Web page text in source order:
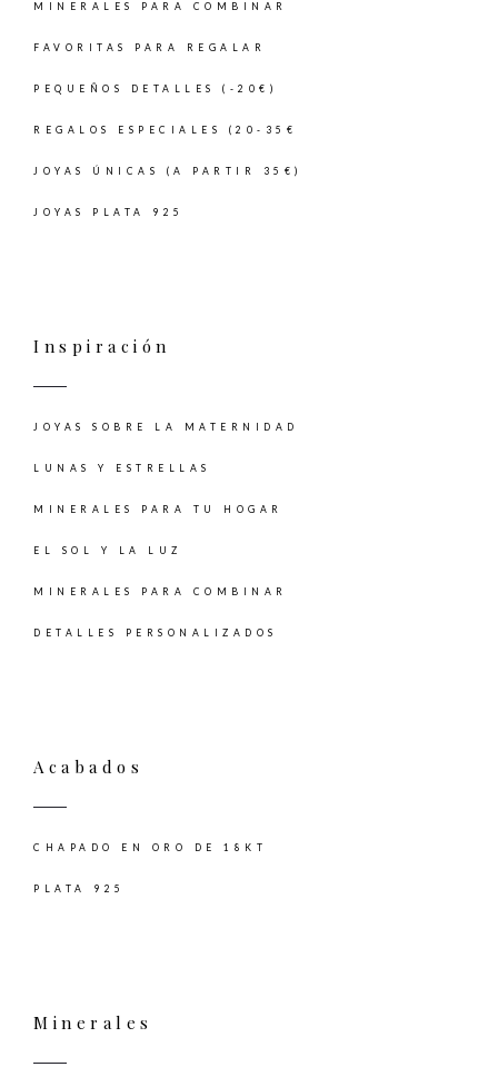
MINERALES PARA COMBINAR
FAVORITAS PARA REGALAR
PEQUEÑOS DETALLES (-20€)
REGALOS ESPECIALES (20-35€
JOYAS ÚNICAS (A PARTIR 35€)
JOYAS PLATA 925
Inspiración
JOYAS SOBRE LA MATERNIDAD
LUNAS Y ESTRELLAS
MINERALES PARA TU HOGAR
EL SOL Y LA LUZ
MINERALES PARA COMBINAR
DETALLES PERSONALIZADOS
Acabados
CHAPADO EN ORO DE 18KT
PLATA 925
Minerales